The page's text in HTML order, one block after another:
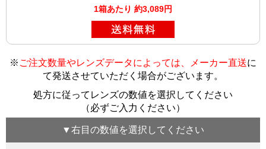
1箱あたり 約3,089円
※ ご注文数量やレンズデータによっては、メーカー直送に
て発送させていただく場合がございます。
処方に従ってレンズの数値を選択してください
（必ずご入力ください）
▼右目 の数値を選択してください